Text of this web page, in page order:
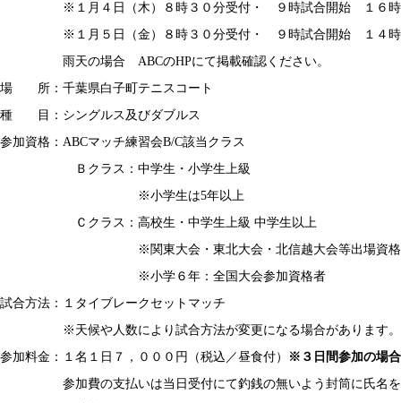
※１月４日（木）８時３０分受付・ ９時試合開始 １６時
※１月５日（金）８時３０分受付・ ９時試合開始 １４時
雨天の場合 ABCのHPにて掲載確認ください。
場 所：千葉県白子町テニスコート
種 目：シングルス及びダブルス
参加資格：ABCマッチ練習会B/C該当クラス
Ｂクラス：中学生・小学生上級
※小学生は5年以上
Ｃクラス：高校生・中学生上級 中学生以上
※関東大会・東北大会・北信越大会等出場資格
※小学６年：全国大会参加資格者
試合方法：１タイブレークセットマッチ
※天候や人数により試合方法が変更になる場合があります。
参加料金：１名１日７，０００円（税込／昼食付）
※３日間参加の場
参加費の支払いは当日受付にて釣銭の無いよう封筒に氏名を